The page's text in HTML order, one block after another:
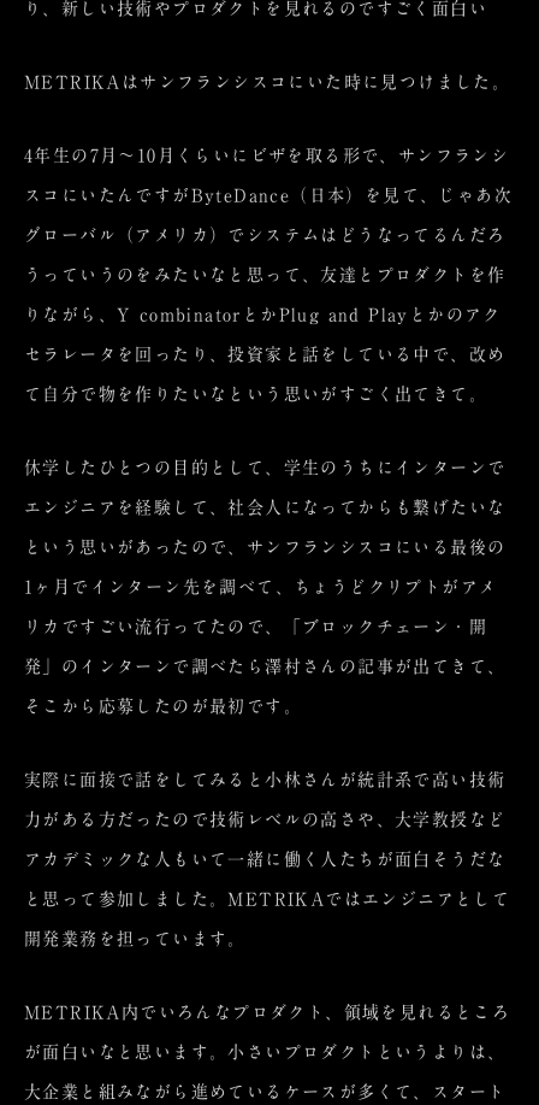
り、新しい技術やプロダクトを見れるのですごく面白い
METRIKAはサンフランシスコにいた時に見つけました。
4年生の7月〜10月くらいにビザを取る形で、サンフランシ
スコにいたんですがByteDance（日本）を見て、じゃあ次
グローバル（アメリカ）でシステムはどうなってるんだろ
うっていうのをみたいなと思って、友達とプロダクトを作
りながら、Y combinatorとかPlug and Playとかのアク
セラレータを回ったり、投資家と話をしている中で、改め
て自分で物を作りたいなという思いがすごく出てきて。
休学したひとつの目的として、学生のうちにインターンで
エンジニアを経験して、社会人になってからも繋げたいな
という思いがあったので、サンフランシスコにいる最後の
1ヶ月でインターン先を調べて、ちょうどクリプトがアメ
リカですごい流行ってたので、「ブロックチェーン・開
発」のインターンで調べたら澤村さんの記事が出てきて、
そこから応募したのが最初です。
実際に面接で話をしてみると小林さんが統計系で高い技術
力がある方だったので技術レベルの高さや、大学教授など
アカデミックな人もいて一緒に働く人たちが面白そうだな
と思って参加しました。METRIKAではエンジニアとして
開発業務を担っています。
METRIKA内でいろんなプロダクト、領域を見れるところ
が面白いなと思います。小さいプロダクトというよりは、
大企業と組みながら進めているケースが多くて、スタート